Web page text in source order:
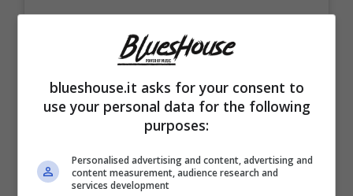
blueshouse.it asks for your consent to
use your personal data for the following
purposes:
Personalised advertising and content, advertising and
content measurement, audience research and
services development